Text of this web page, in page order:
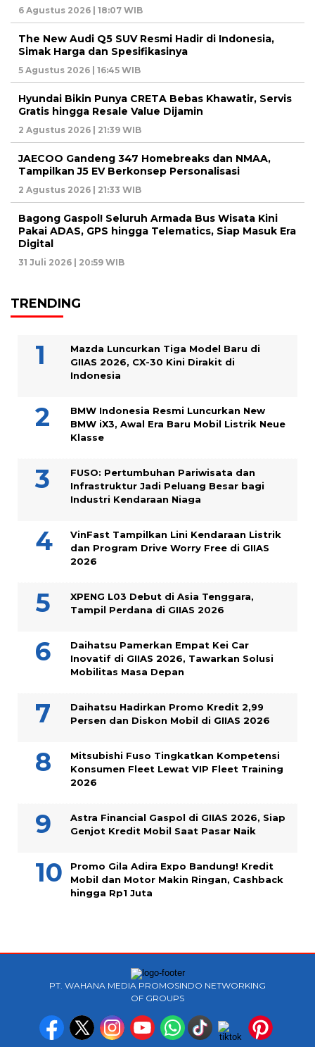
6 Agustus 2026 | 18:07 WIB
The New Audi Q5 SUV Resmi Hadir di Indonesia,
Simak Harga dan Spesifikasinya
5 Agustus 2026 | 16:45 WIB
Hyundai Bikin Punya CRETA Bebas Khawatir, Servis
Gratis hingga Resale Value Dijamin
2 Agustus 2026 | 21:39 WIB
JAECOO Gandeng 347 Homebreaks dan NMAA,
Tampilkan J5 EV Berkonsep Personalisasi
2 Agustus 2026 | 21:33 WIB
Bagong Gaspol! Seluruh Armada Bus Wisata Kini
Pakai ADAS, GPS hingga Telematics, Siap Masuk Era
Digital
31 Juli 2026 | 20:59 WIB
TRENDING
Mazda Luncurkan Tiga Model Baru di
GIIAS 2026, CX-30 Kini Dirakit di
Indonesia
BMW Indonesia Resmi Luncurkan New
BMW iX3, Awal Era Baru Mobil Listrik Neue
Klasse
FUSO: Pertumbuhan Pariwisata dan
Infrastruktur Jadi Peluang Besar bagi
Industri Kendaraan Niaga
VinFast Tampilkan Lini Kendaraan Listrik
dan Program Drive Worry Free di GIIAS
2026
XPENG L03 Debut di Asia Tenggara,
Tampil Perdana di GIIAS 2026
Daihatsu Pamerkan Empat Kei Car
Inovatif di GIIAS 2026, Tawarkan Solusi
Mobilitas Masa Depan
Daihatsu Hadirkan Promo Kredit 2,99
Persen dan Diskon Mobil di GIIAS 2026
Mitsubishi Fuso Tingkatkan Kompetensi
Konsumen Fleet Lewat VIP Fleet Training
2026
Astra Financial Gaspol di GIIAS 2026, Siap
Genjot Kredit Mobil Saat Pasar Naik
Promo Gila Adira Expo Bandung! Kredit
Mobil dan Motor Makin Ringan, Cashback
hingga Rp1 Juta
PT. WAHANA MEDIA PROMOSINDO NETWORKING
OF GROUPS